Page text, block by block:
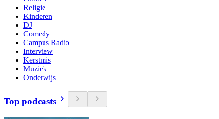
Religie
Kinderen
DJ
Comedy
Campus Radio
Interview
Kerstmis
Muziek
Onderwijs
Top podcasts